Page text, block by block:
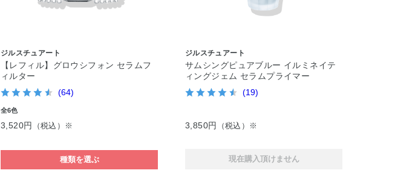
ジルスチュアート
【レフィル】グロウシフォン セラムフ
ィルター
(64)
全6色
3,520円 （税込）※
種類を選ぶ
ジルスチュアート
サムシングピュアブルー イルミネイテ
ィングジェム セラムプライマー
(19)
3,850円 （税込）※
現在購入頂けません